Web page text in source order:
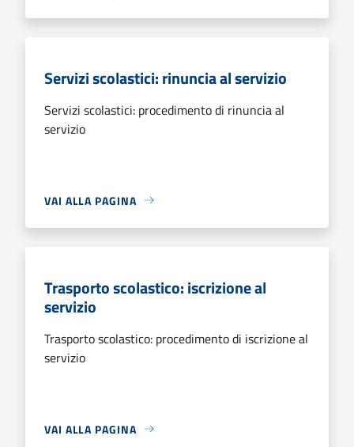
Servizi scolastici: rinuncia al servizio
Servizi scolastici: procedimento di rinuncia al
servizio
VAI ALLA PAGINA
Trasporto scolastico: iscrizione al
servizio
Trasporto scolastico: procedimento di iscrizione al
servizio
VAI ALLA PAGINA